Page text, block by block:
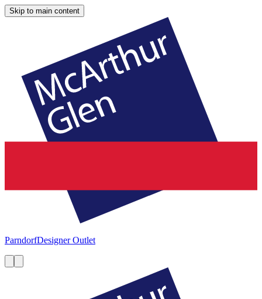
Skip to main content
ParndorfDesigner Outlet